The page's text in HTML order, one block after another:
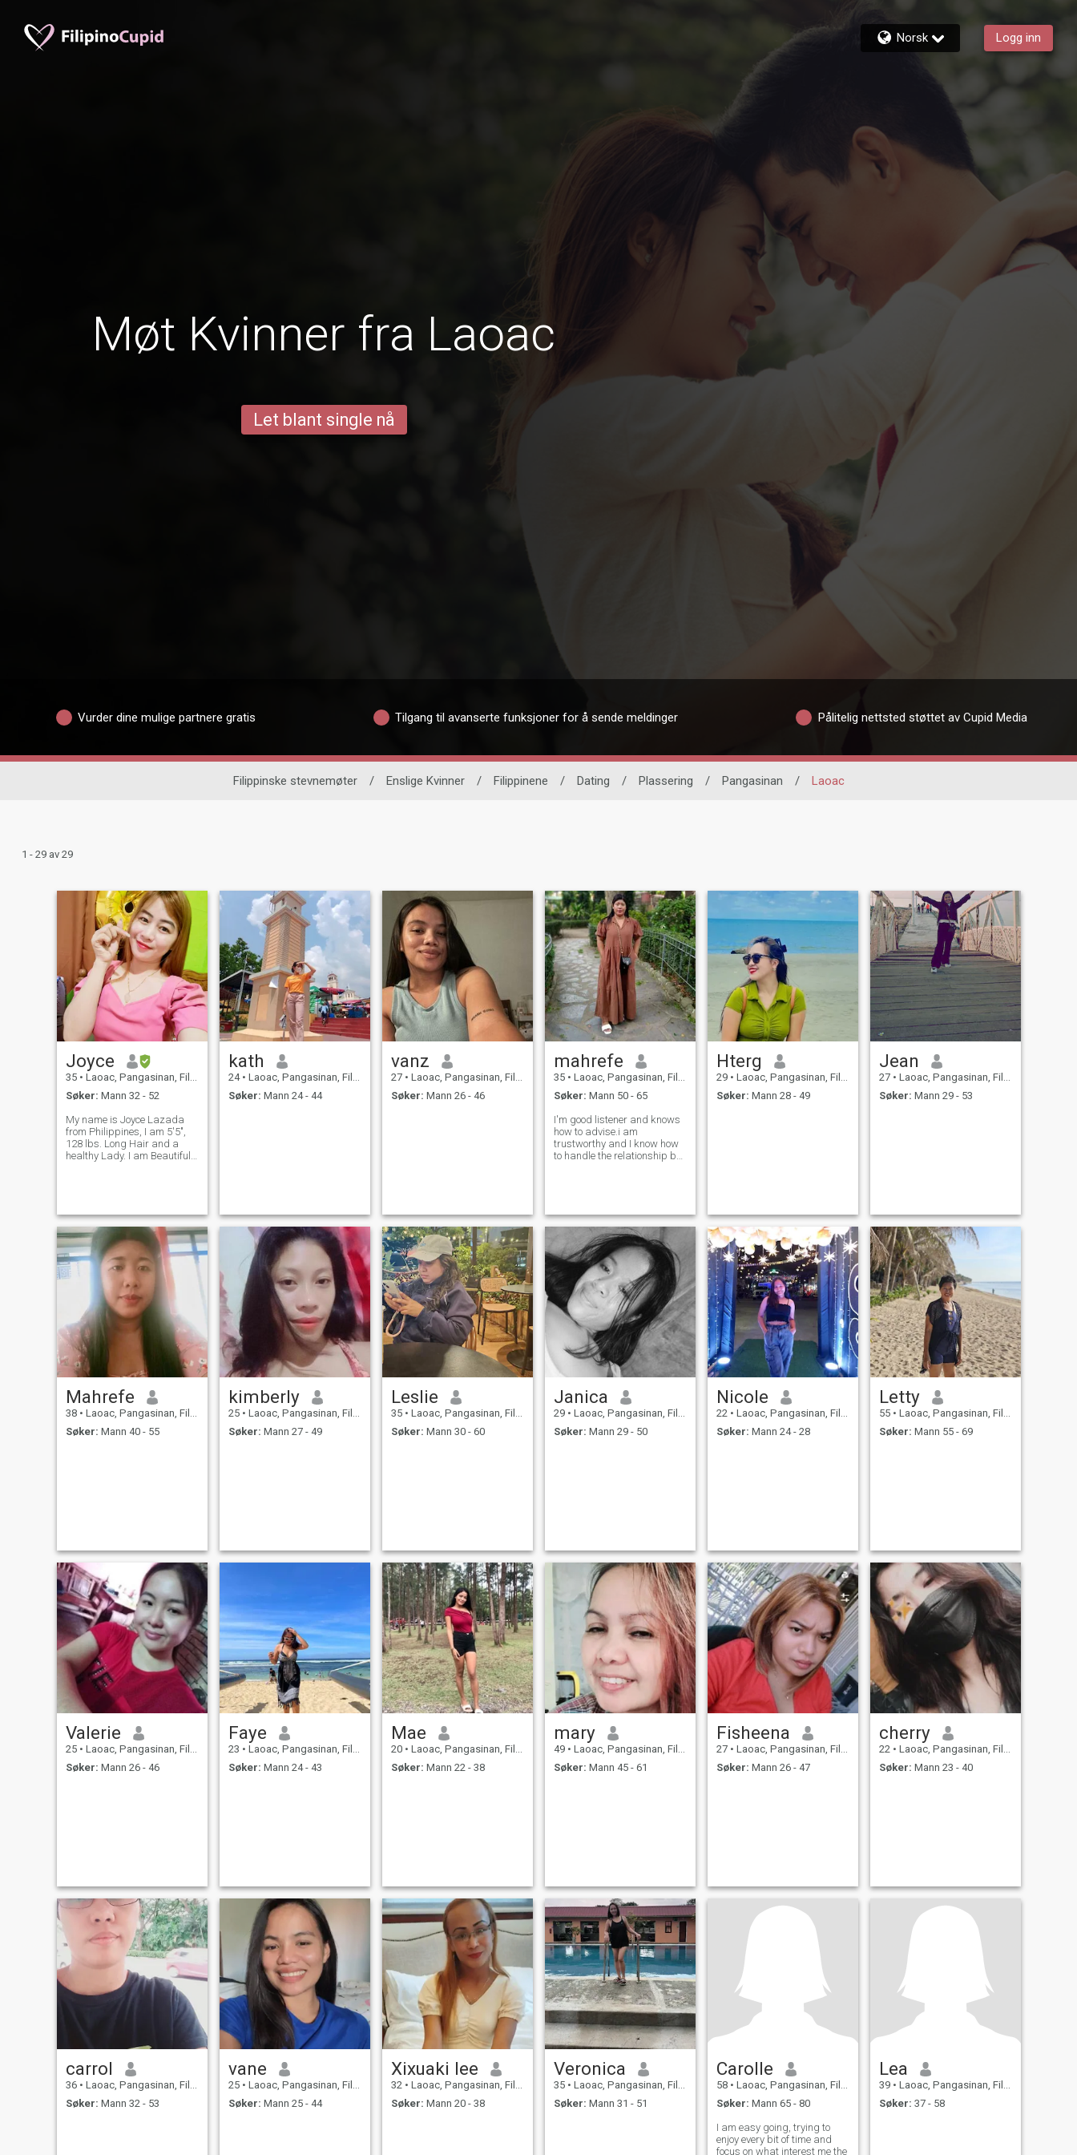
Norsk Logg inn
Møt Kvinner fra Laoac
Let blant single nå
Vurder dine mulige partnere gratis Tilgang til avanserte funksjoner for å sende meldinger Pålitelig nettsted støttet av Cupid Media
Filippinske stevnemøter / Enslige Kvinner / Filippinene / Dating / Plassering / Pangasinan / Laoac
1 - 29 av 29
Joyce
35 • Laoac, Pangasinan, Filippinene
Søker: Mann 32 - 52
My name is Joyce Lazada
from Philippines, I am 5'5",
128 lbs. Long Hair and a
healthy Lady. I am Beautiful,
father retired Police because
my
kath
24 • Laoac, Pangasinan, Filippinene
Søker: Mann 24 - 44
vanz
27 • Laoac, Pangasinan, Filippinene
Søker: Mann 26 - 46
mahrefe
35 • Laoac, Pangasinan, Filippinene
Søker: Mann 50 - 65
I'm good listener and knows
how to advise.i am
trustworthy and I know how
to handle the relationship but
Hterg
29 • Laoac, Pangasinan, Filippinene
Søker: Mann 28 - 49
Jean
27 • Laoac, Pangasinan, Filippinene
Søker: Mann 29 - 53
Mahrefe
38 • Laoac, Pangasinan, Filippinene
Søker: Mann 40 - 55
kimberly
25 • Laoac, Pangasinan, Filippinene
Søker: Mann 27 - 49
Leslie
35 • Laoac, Pangasinan, Filippinene
Søker: Mann 30 - 60
Janica
29 • Laoac, Pangasinan, Filippinene
Søker: Mann 29 - 50
Nicole
22 • Laoac, Pangasinan, Filippinene
Søker: Mann 24 - 28
Letty
55 • Laoac, Pangasinan, Filippinene
Søker: Mann 55 - 69
Valerie
25 • Laoac, Pangasinan, Filippinene
Søker: Mann 26 - 46
Faye
23 • Laoac, Pangasinan, Filippinene
Søker: Mann 24 - 43
Mae
20 • Laoac, Pangasinan, Filippinene
Søker: Mann 22 - 38
mary
49 • Laoac, Pangasinan, Filippinene
Søker: Mann 45 - 61
Fisheena
27 • Laoac, Pangasinan, Filippinene
Søker: Mann 26 - 47
cherry
22 • Laoac, Pangasinan, Filippinene
Søker: Mann 23 - 40
carrol
36 • Laoac, Pangasinan, Filippinene
Søker: Mann 32 - 53
vane
25 • Laoac, Pangasinan, Filippinene
Søker: Mann 25 - 44
Xixuaki lee
32 • Laoac, Pangasinan, Filippinene
Søker: Mann 20 - 38
Veronica
35 • Laoac, Pangasinan, Filippinene
Søker: Mann 31 - 51
Carolle
58 • Laoac, Pangasinan, Filippinene
Søker: Mann 65 - 80
I am easy going, trying to
enjoy every bit of time and
focus on what interest me the
Lea
39 • Laoac, Pangasinan, Filippinene
Søker: 37 - 58